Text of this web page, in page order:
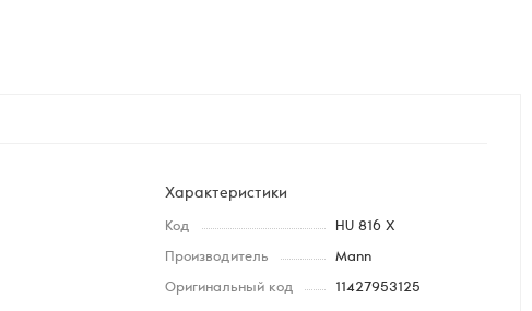
Характеристики
Код HU 816 X
Производитель Mann
Оригинальный код 11427953125